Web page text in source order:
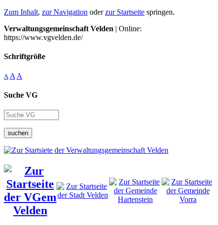
Zum Inhalt, zur Navigation oderzur Startseite springen.
Verwaltungsgemeinschaft Velden | Online:
https://www.vgvelden.de/
Schriftgröße
A A A
Suche VG
suchen